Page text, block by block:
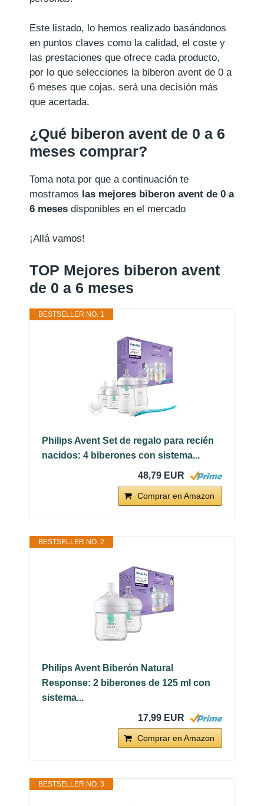
Este listado, lo hemos realizado basándonos
en puntos claves como la calidad, el coste y
las prestaciones que ofrece cada producto,
por lo que selecciones la biberon avent de 0 a
6 meses que cojas, será una decisión más
que acertada.
¿Qué biberon avent de 0 a 6
meses comprar?
Toma nota por que a continuación te
mostramos las mejores biberon avent de 0 a
6 meses disponibles en el mercado
¡Allá vamos!
TOP Mejores biberon avent
de 0 a 6 meses
BESTSELLER NO. 1
Philips Avent Set de regalo para recién
nacidos: 4 biberones con sistema...
48,79 EUR
Comprar en Amazon
BESTSELLER NO. 2
Philips Avent Biberón Natural
Response: 2 biberones de 125 ml con
sistema...
17,99 EUR
Comprar en Amazon
BESTSELLER NO. 3